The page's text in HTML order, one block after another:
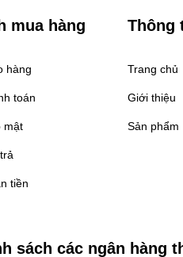
mua hàng
hàng
toán
mật
tiền
Thông
Trang chủ
Giới thiệu
Sản phẩm
sách các ngân hàng